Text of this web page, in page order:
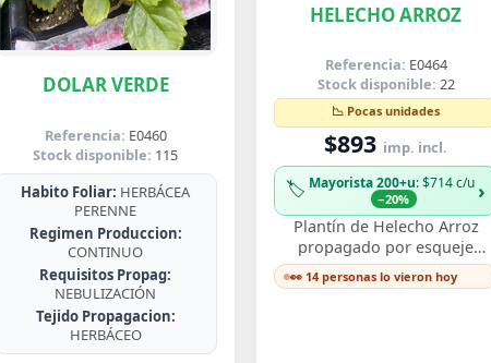
DOLAR VERDE
Referencia: E0460
Stock disponible: 115
Habito Foliar: HERBÁCEA
PERENNE
Regimen Produccion:
CONTINUO
Requisitos Propag:
NEBULIZACIÓN
Tejido Propagacion:
HERBÁCEO
HELECHO ARROZ
Referencia: E0464
Stock disponible: 22
📉 Pocas unidades
$893 imp. incl.
🏷️ Mayorista 200+u: $714 c/u
−20% ›
Plantín de Helecho Arroz
propagado por esqueje
enraizado, con delicadas
frondas finamente divididas
👀 14 personas lo vieron hoy